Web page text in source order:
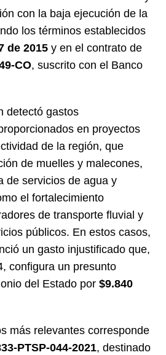
con la baja ejecución de la
los términos establecidos
de 2015 y en el contrato de
CO, suscrito con el Banco
detectó gastos
en proyectos
de la región, que
de muelles y malecones,
de servicios de agua y
el fortalecimiento
de transporte fluvial y
públicos. En estos casos,
un gasto injustificado que,
configura un presunto
del Estado por $9.840
más relevantes corresponde
PTSP-044-2021, destinado